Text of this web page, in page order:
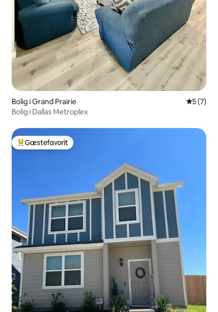
Bolig i Grand Prairie 5 ud af 5
5 (7)
Bolig i Dallas Metroplex
Bedste gæstefavorit
Gæstefavorit